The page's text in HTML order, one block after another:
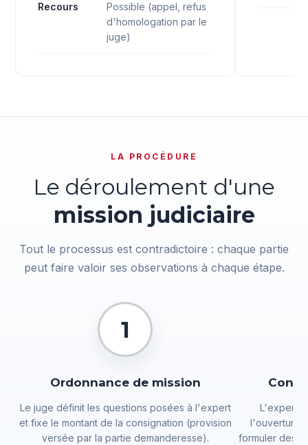
Recours
Possible (appel, refus
d'homologation par le
juge)
LA PROCÉDURE
Le déroulement d'une
mission judiciaire
Tout le processus est contradictoire : chaque partie
peut faire valoir ses observations à chaque étape.
1
Ordonnance de mission
Le juge définit les questions posées à l'expert
et fixe le montant de la consignation (provision
versée par la partie demanderesse).
L'expert
l'ouverture
formuler des